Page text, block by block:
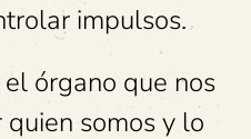
impulsos.
órgano que nos
quien somos y lo